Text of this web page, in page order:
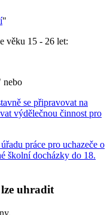
"
věku 15 - 26 let:
nebo
se připravovat na
výdělečnou činnost pro
práce pro uchazeče o
školní docházky do 18.
uhradit